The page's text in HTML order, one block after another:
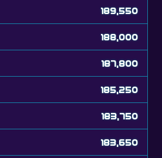
188,000
187,800
185,250
183,750
183,650
180,850